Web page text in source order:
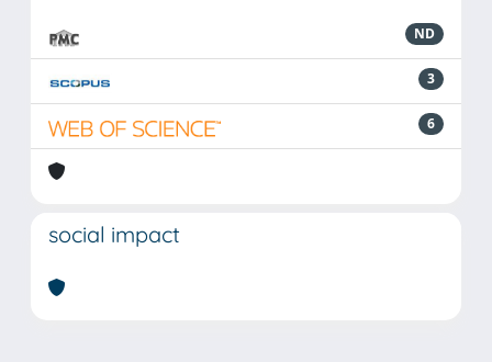
ND
3
6
social impact